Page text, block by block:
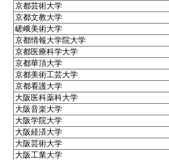
京都芸術大学
京都文教大学
嵯峨美術大学
京都情報大学院大学
京都医療科学大学
京都華頂大学
京都美術工芸大学
京都看護大学
大阪医科薬科大学
大阪音楽大学
大阪学院大学
大阪経済大学
大阪芸術大学
大阪工業大学